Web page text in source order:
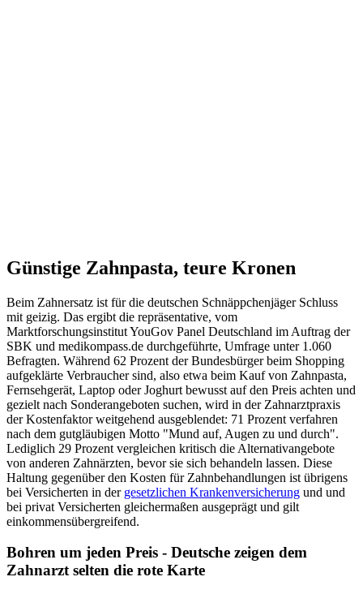
Günstige Zahnpasta, teure Kronen
Beim Zahnersatz ist für die deutschen Schnäppchenjäger Schluss
mit geizig. Das ergibt die repräsentative, vom
Marktforschungsinstitut YouGov Panel Deutschland im Auftrag der
SBK und medikompass.de durchgeführte, Umfrage unter 1.060
Befragten. Während 62 Prozent der Bundesbürger beim Shopping
aufgeklärte Verbraucher sind, also etwa beim Kauf von Zahnpasta,
Fernsehgerät, Laptop oder Joghurt bewusst auf den Preis achten und
gezielt nach Sonderangeboten suchen, wird in der Zahnarztpraxis
der Kostenfaktor weitgehend ausgeblendet: 71 Prozent verfahren
nach dem gutgläubigen Motto "Mund auf, Augen zu und durch".
Lediglich 29 Prozent vergleichen kritisch die Alternativangebote
von anderen Zahnärzten, bevor sie sich behandeln lassen. Diese
Haltung gegenüber den Kosten für Zahnbehandlungen ist übrigens
bei Versicherten in der gesetzlichen Krankenversicherung und und
bei privat Versicherten gleichermaßen ausgeprägt und gilt
einkommensübergreifend.
Bohren um jeden Preis - Deutsche zeigen dem
Zahnarzt selten die rote Karte